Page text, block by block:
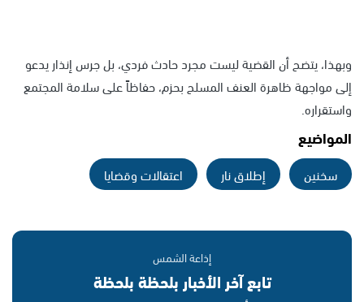
وبهذا، يتضح أن القضية ليست مجرد حادث فردي، بل جرس إنذار يدعو
إلى مواجهة ظاهرة العنف المسلح بحزم، حفاظاً على سلامة المجتمع
واستقراره.
المواضيع
سخنين إطلاق نار اعتقالات وقضايا
إذاعة الشمس
تابع آخر الأخبار بلحظة بلحظة